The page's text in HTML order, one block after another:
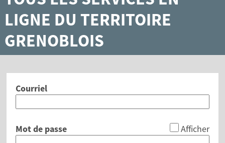
LIGNE DU TERRITOIRE
GRENOBLOIS
Courriel
Mot de passe Afficher